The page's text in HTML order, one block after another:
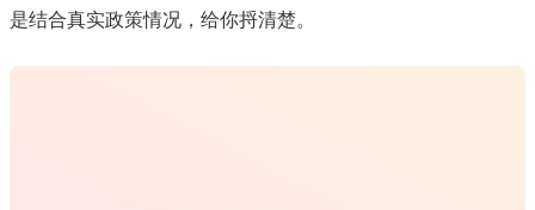
是结合真实政策情况，给你捋清楚。